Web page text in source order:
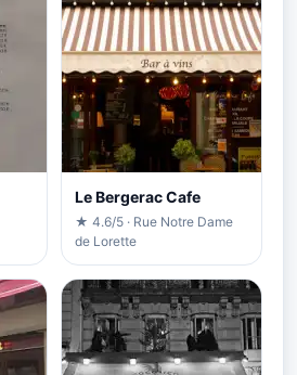
Le Bergerac Cafe
★ 4.6/5 · Rue Notre Dame
de Lorette